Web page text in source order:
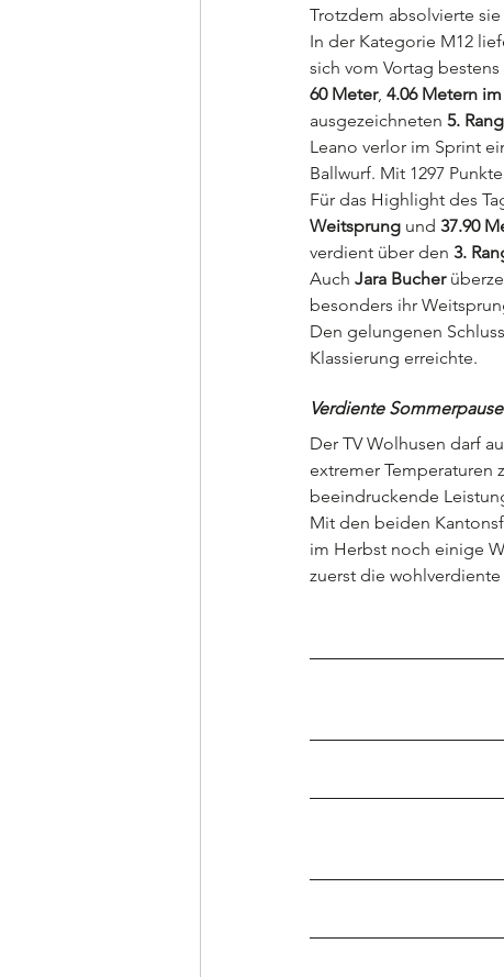
Trotzdem absolvierte
In der Kategorie M12
sich vom Vortag
60 Meter, 4.06 Metern
ausgezeichneten 5. Rang
Leano verlor im Sprint
Ballwurf. Mit 1297
Für das Highlight des
Weitsprung und 37.90
verdient über den 3.
Auch Jara Bucher
besonders ihr
Den gelungenen
Klassierung erreichte.
Verdiente Sommerpause
Der TV Wolhusen darf
extremer Temperaturen
beeindruckende
Mit den beiden
im Herbst noch einige
zuerst die